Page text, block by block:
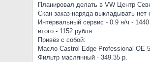
Планировал делать в VW Центр
Скан заказ-наряда выкладывать
Интервальный сервис - 0.9 н/ч -
итого - 1152 рубля
Привёз с собой:
Масло Castrol Edge Professional OE
Фильтр маслянный - 349.35 р.